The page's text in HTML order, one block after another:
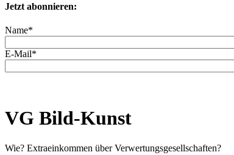
Jetzt abonnieren:
Name*
E-Mail*
VG Bild-Kunst
Wie? Extraeinkommen über Verwertungsgesellschaften?